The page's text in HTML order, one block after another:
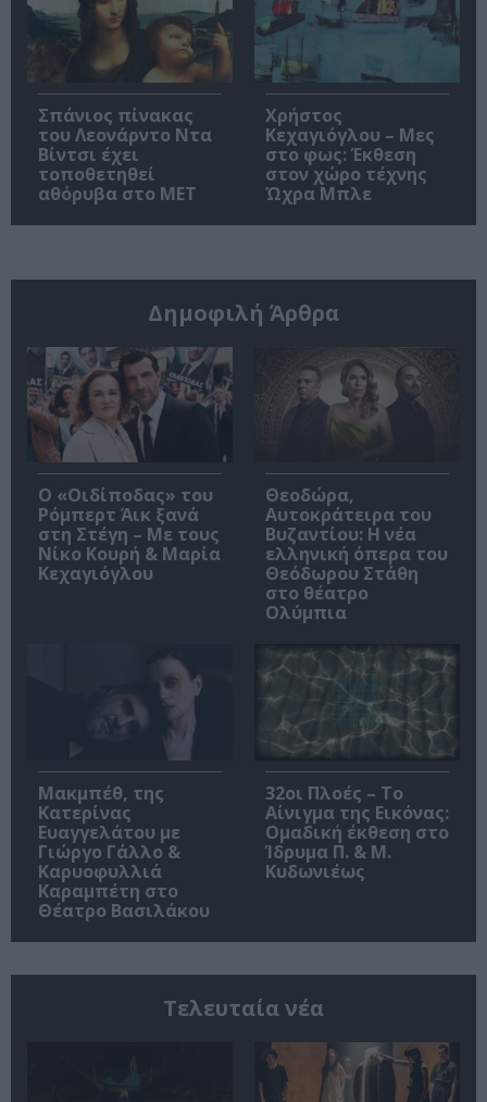
Σπάνιος πίνακας
του Λεονάρντο Ντα
Βίντσι έχει
τοποθετηθεί
αθόρυβα στο MET
Χρήστος
Κεχαγιόγλου – Μες
στο φως: Έκθεση
στον χώρο τέχνης
Ώχρα Μπλε
Δημοφιλή Άρθρα
O «Οιδίποδας» του
Ρόμπερτ Άικ ξανά
στη Στέγη – Με τους
Νίκο Κουρή & Μαρία
Κεχαγιόγλου
Θεοδώρα,
Αυτοκράτειρα του
Βυζαντίου: Η νέα
ελληνική όπερα του
Θεόδωρου Στάθη
στο θέατρο
Ολύμπια
Μακμπέθ, της
Κατερίνας
Ευαγγελάτου με
Γιώργο Γάλλο &
Καρυοφυλλιά
Καραμπέτη στο
Θέατρο Βασιλάκου
32οι Πλοές – Το
Αίνιγμα της Εικόνας:
Ομαδική έκθεση στο
Ίδρυμα Π. & Μ.
Κυδωνιέως
Τελευταία νέα